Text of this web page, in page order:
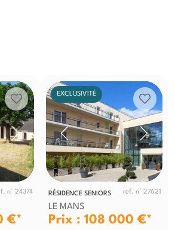
n° 24374
€*
EXCLUSIVITÉ
RÉSIDENCE SENIORS ref. n° 27621
LE MANS
Prix : 108 000 €*